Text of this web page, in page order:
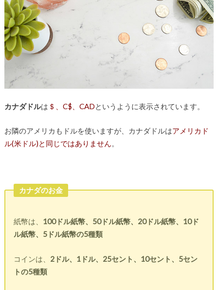
カナダドルは ＄、C$、CADというように表示されています。
お隣のアメリカもドルを使いますが、カナダドルはアメリカド
ル(米ドル)と同じではありません。
カナダのお金
紙幣は、 100ドル紙幣、50ドル紙幣、20ドル紙幣、10ド
ル紙幣、5ドル紙幣の5種類
コインは、 2ドル、1ドル、25セント、10セント、5セン
トの5種類